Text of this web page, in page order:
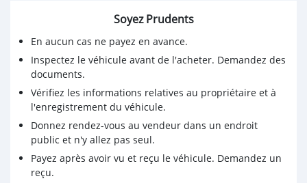
Soyez Prudents
En aucun cas ne payez en avance.
Inspectez le véhicule avant de l'acheter. Demandez des
documents.
Vérifiez les informations relatives au propriétaire et à
l'enregistrement du véhicule.
Donnez rendez-vous au vendeur dans un endroit
public et n'y allez pas seul.
Payez après avoir vu et reçu le véhicule. Demandez un
reçu.